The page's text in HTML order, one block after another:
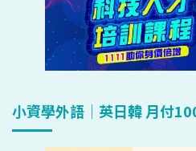
小資學外語｜英日韓 月付